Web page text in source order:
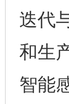
迭代
和生
智能